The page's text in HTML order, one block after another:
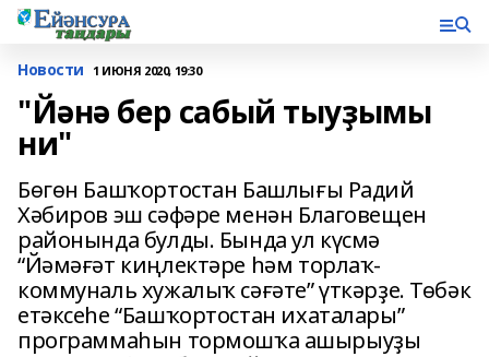
Новости 1 ИЮНЯ 2020, 19:30
"Йәнә бер сабый тыуҙымы
ни"
Бөгөн Башҡортостан Башлығы Радий
Хәбиров эш сәфәре менән Благовещен
районында булды. Бында ул күсмә
“Йәмәғәт киңлектәре һәм торлаҡ-
коммуналь хужалыҡ сәғәте” үткәрҙе. Төбәк
етәксеһе “Башҡортостан ихаталары”
программаһын тормошҡа ашырыуҙы